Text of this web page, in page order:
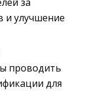
и улучшение
проводить
для